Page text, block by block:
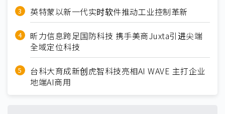
英特蒙以新一代实时软件推动工业控制革新
昕力信息跨足国防科技 携手美商Juxta引进尖端
全域定位科技
台科大育成新创虎智科技亮相AI WAVE 主打企业
地端AI商用